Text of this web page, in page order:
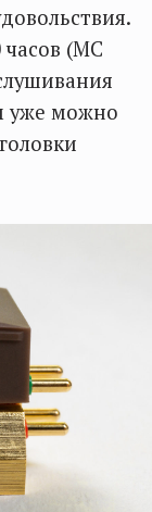
(MC
уже можно